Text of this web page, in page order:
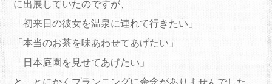
に出展していたのですが、
「初来日の彼女を温泉に連れて行きたい」
「本当のお茶を味あわせてあげたい」
「日本庭園を見せてあげたい」
と、とにかくプランニングに余念がありませんでした。